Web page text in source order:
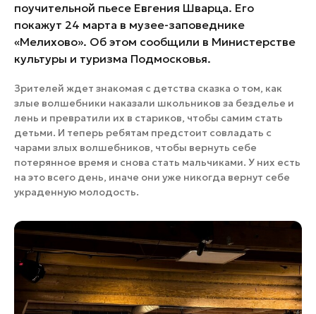
поучительной пьесе Евгения Шварца. Его
покажут 24 марта в музее-заповеднике
«Мелихово». Об этом сообщили в Министерстве
культуры и туризма Подмосковья.
Зрителей ждет знакомая с детства сказка о том, как
злые волшебники наказали школьников за безделье и
лень и превратили их в стариков, чтобы самим стать
детьми. И теперь ребятам предстоит совладать с
чарами злых волшебников, чтобы вернуть себе
потерянное время и снова стать мальчиками. У них есть
на это всего день, иначе они уже никогда вернут себе
украденную молодость.